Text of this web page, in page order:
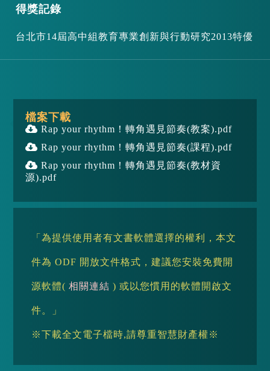
得獎記錄
台北市14屆高中組教育專業創新與行動研究2013特優
檔案下載
Rap your rhythm！轉角遇見節奏(教案).pdf
Rap your rhythm！轉角遇見節奏(課程).pdf
Rap your rhythm！轉角遇見節奏(教材資
源).pdf
「為提供使用者有文書軟體選擇的權利，本文
件為 ODF 開放文件格式，建議您安裝免費開
源軟體(相關連結 ) 或以您慣用的軟體開啟文
件。」
※下載全文電子檔時,請尊重智慧財產權※